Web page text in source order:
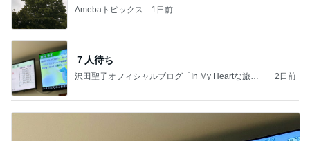
Amebaトピックス 1日前
７人待ち
沢田聖子オフィシャルブログ「In My Heartな旅日
2日前